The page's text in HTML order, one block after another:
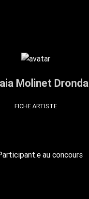
Molinet Dronda
FICHE ARTISTE